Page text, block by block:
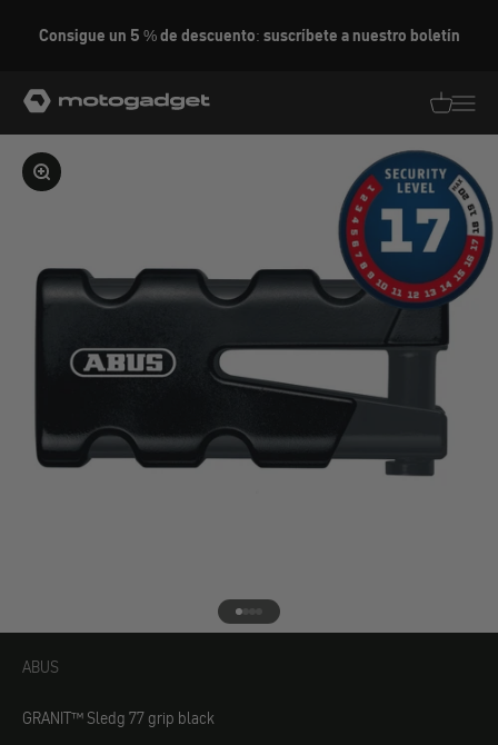
Consigue un 5 % de descuento: suscríbete a nuestro boletín
motogadget GmbH
Ampliar la imagen
Ir al elemento 1
Ir al elemento 2
Ir al elemento 3
Ir al elemento 4
ABUS
ABUS
GRANIT™ Sledg 77 grip black